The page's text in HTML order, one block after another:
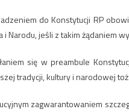
do Konstytucji RP
Narodu, jeśli z takim żądaniem
się w preambule
tradycji, kultury i narodowej
zagwarantowaniem